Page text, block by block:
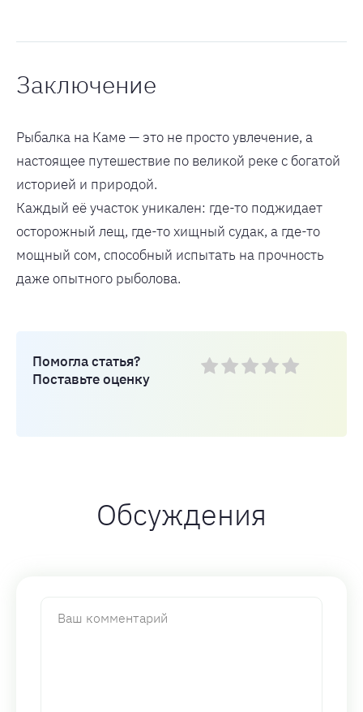
Заключение
Рыбалка на Каме — это не просто увлечение, а
настоящее путешествие по великой реке с богатой
историей и природой.
Каждый её участок уникален: где-то поджидает
осторожный лещ, где-то хищный судак, а где-то
мощный сом, способный испытать на прочность
даже опытного рыболова.
Помогла статья?
Поставьте оценку
Обсуждения